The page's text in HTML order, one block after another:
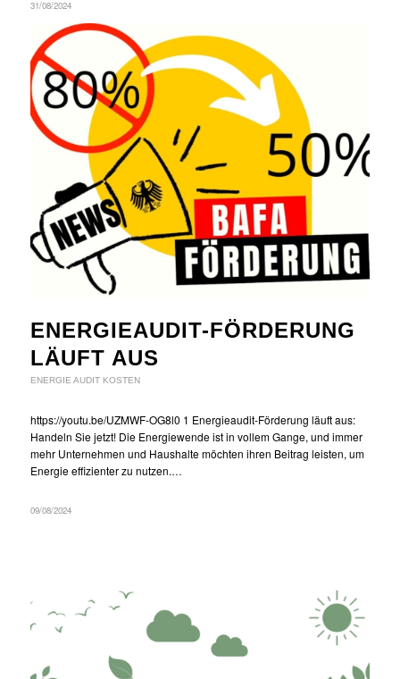
31/08/2024
ENERGIEAUDIT-FÖRDERUNG
LÄUFT AUS
ENERGIE AUDIT KOSTEN
https://youtu.be/UZMWF-OG8l0 1 Energieaudit-Förderung läuft aus:
Handeln Sie jetzt! Die Energiewende ist in vollem Gange, und immer
mehr Unternehmen und Haushalte möchten ihren Beitrag leisten, um
Energie effizienter zu nutzen.…
09/08/2024